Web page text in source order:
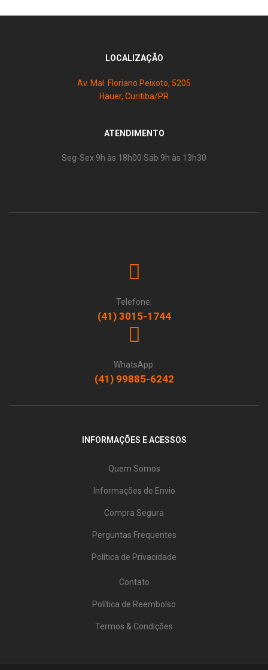
LOCALIZAÇÃO
Av. Mal. Floriano Peixoto, 5205
Hauer, Curitiba/PR
ATENDIMENTO
Seg-Sex 9h às 18h00 Sáb 9h às 13h30
Telefone:
(41) 3015-1744
WhatsApp:
(41) 99885-6242
INFORMAÇÕES E ACESSOS
Quem Somos
Informações de Envio
Compra Segura
Perguntas Frequentes
Política de Privacidade
Contato
Política de Reembolso
Termos & Condições